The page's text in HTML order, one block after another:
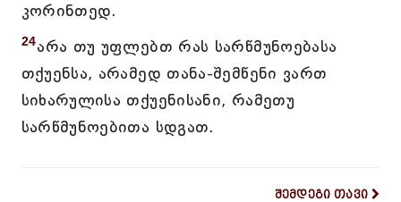
კორინთედ.
24არა თუ უფლებთ რას სარწმუნოებასა
თქუენსა, არამედ თანა-შემწენი ვართ
სიხარულისა თქუენისანი, რამეთუ
სარწმუნოებითა სდგათ.
შემდეგი თავი